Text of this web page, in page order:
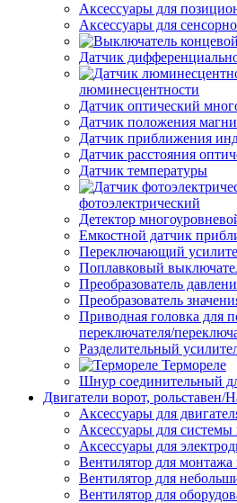
Аксессуары для
Аксессуары для
Датчик
люминесцентности
Датчик оптический
Датчик положения
Датчик приближения
Датчик расстояния
Датчик температуры
фотоэлектрический
Детектор
Емкостной датчик
Переключающий
Поплавковый
Преобразователь
Преобразователь
Приводная головка для
переключателя/
Разделительный
Термореле
Шнур соединительный
Двигатели ворот,
Аксессуары для
Аксессуары для системы
Аксессуары для
Вентилятор для монтажа
Вентилятор для
Вентилятор для